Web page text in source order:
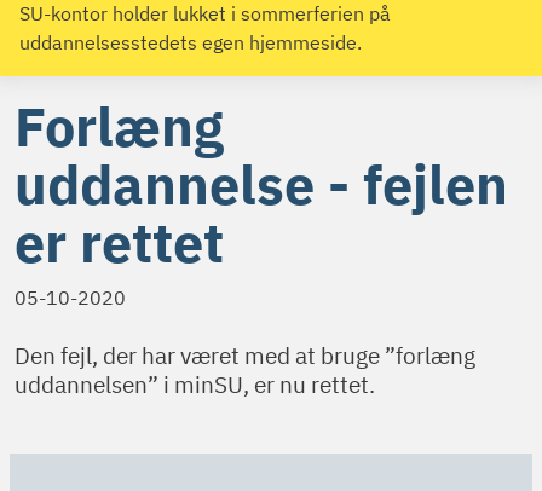
SU-kontor holder lukket i sommerferien på
uddannelsesstedets egen hjemmeside.
Forlæng
uddannelse - fejlen
er rettet
05-10-2020
Den fejl, der har været med at bruge ”forlæng
uddannelsen” i minSU, er nu rettet.